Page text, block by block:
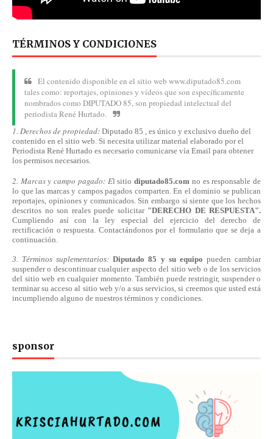
TÉRMINOS Y CONDICIONES
El contenido disponible en el sitio web www.diputado85.com
tales como: reportajes, opiniones y vídeos que son específicamente
nombrados como DIPUTADO 85, son propiedad intelectual del
periodista René Hurtado.
1. Derechos de propiedad: Diputado 85 , es único y exclusivo dueño del
contenido en el sitio web. Si necesita utilizar material elaborado por el
Periodista René Hurtado es necesario comunicarse vía Email para obtener
los permisos necesarios.
2. Marcas y campo pagado: El sitiodiputado85.com no es responsable de
lo que las marcas y campos pagados comparten. En el dominio se publican
reportajes, opiniones y comunicados. Sin embargo si siente que los hechos
descritos no son reales puede solicitar "DERECHO DE RESPUESTA".
Cumpliendo asícon la ley especial del ejercicio del derecho de
rectificación o respuesta. Contactándonospor el formulario que se deja a
continuación.
3. Términos suplementarios:Diputado 85 y su equipo pueden cambiar
suspender o descontinuar cualquier aspecto del sitio web o de los servicios
del sitio web en cualquier momento. También puede restringir, suspender o
terminar su acceso al sitio web y/o a sus servicios, si creemos que usted está
incumpliendo alguno de nuestros términos y condiciones.
sponsor